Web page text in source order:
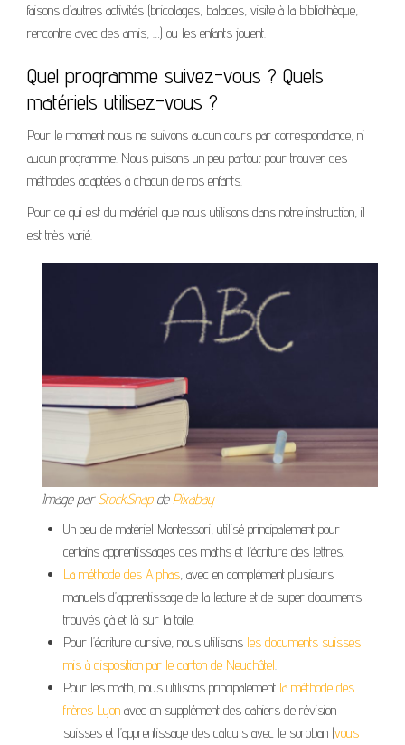
faisons d’autres activités (bricolages, balades, visite à la bibliothèque,
rencontre avec des amis, …) ou les enfants jouent.
Quel programme suivez-vous ? Quels
matériels utilisez-vous ?
Pour le moment nous ne suivons aucun cours par correspondance, ni
aucun programme. Nous puisons un peu partout pour trouver des
méthodes adaptées à chacun de nos enfants.
Pour ce qui est du matériel que nous utilisons dans notre instruction, il
est très varié.
Image parStockSnapde Pixabay
Un peu de matériel Montessori, utilisé principalement pour
certains apprentissages des maths et l’écriture des lettres.
La méthode des Alphas , avec en complément plusieurs
manuels d’apprentissage de la lecture et de super documents
trouvés çà et là sur la toile.
Pour l’écriture cursive, nous utilisons les documents suisses
mis à disposition par le canton de Neuchâtel
Pour les math, nous utilisons principalement la méthode des
frères Lyon avec en supplément des cahiers de révision
suisses et l’apprentissage des calculs avec le soroban (vous